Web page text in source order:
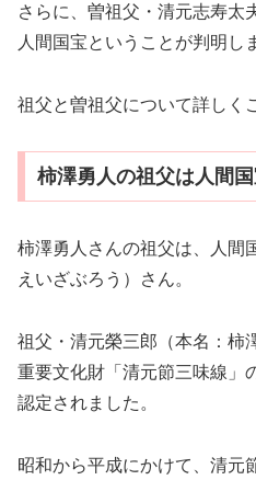
さらに、曽祖父・清元志寿太
人間国宝ということが判明し
祖父と曽祖父について詳しく
柿澤勇人の祖父は人間
柿澤勇人さんの祖父は、人間
えいざぶろう）さん。
祖父・清元榮三郎（本名：柿
重要文化財「清元節三味線」
認定されました。
昭和から平成にかけて、清元